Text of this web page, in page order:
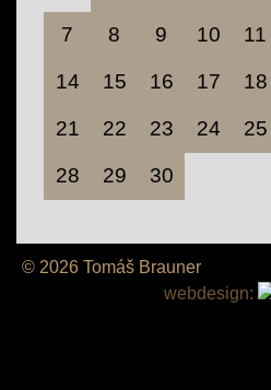
7 8 9 10 11
14 15 16 17 18
21 22 23 24 25
28 29 30
© 2026 Tomáš Brauner
webdesign: